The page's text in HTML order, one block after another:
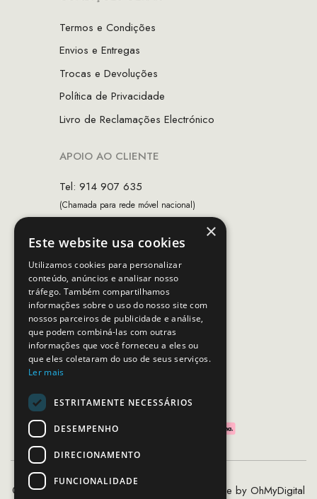
Termos e Condições
Envios e Entregas
Trocas e Devoluções
Política de Privacidade
Livro de Reclamações Electrónico
APOIO AO CLIENTE
Tel: 914 907 635
(Chamada para rede móvel nacional)
Horário de contacto:
Dias úteis das 10h as 19h
SEGUE-NOS
PAGAMENTOS SEGUROS
©2020 - 2026 MCS - Mob Crew Store | Made by OhMyDigital
×
Este website usa cookies
Utilizamos cookies para personalizar
conteúdo, anúncios e analisar nosso
tráfego. Também compartilhamos
informações sobre o uso do nosso site com
nossos parceiros de publicidade e análise,
que podem combiná-las com outras
informações que você forneceu a eles ou
que eles coletaram do uso de seus serviços.
Ler mais
ESTRITAMENTE NECESSÁRIOS
DESEMPENHO
DIRECIONAMENTO
FUNCIONALIDADE